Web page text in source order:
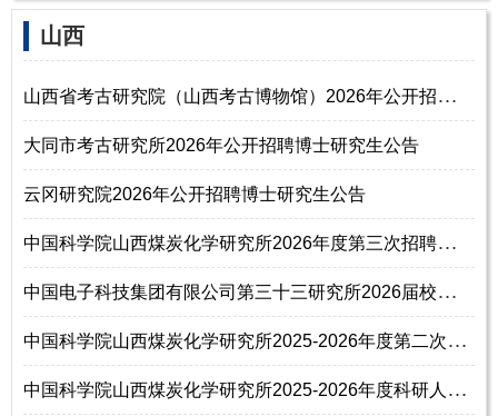
山西
山
西省考古研究院（山西考古博物馆）2026年公开招聘博士研究生公告
大同市考古研究所2026年公开招聘博士研究生公告
云冈研究院2026年公开招聘博士研究生公告
中
国科学院山西煤炭化学研究所2026年度第三次招聘科研人员启事
中
国电子科技集团有限公司第三十三研究所2026届校园招聘信息
中
国科学院山西煤炭化学研究所2025-2026年度第二次招聘科研人员启事
中
国科学院山西煤炭化学研究所2025-2026年度科研人员第二次招聘启事（有效）